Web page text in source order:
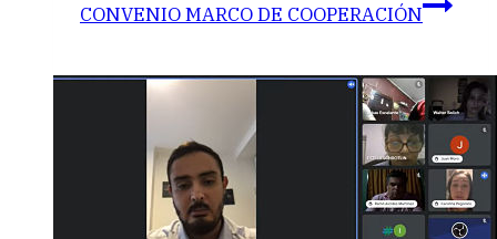
CONVENIO MARCO DE COOPERACIÓN